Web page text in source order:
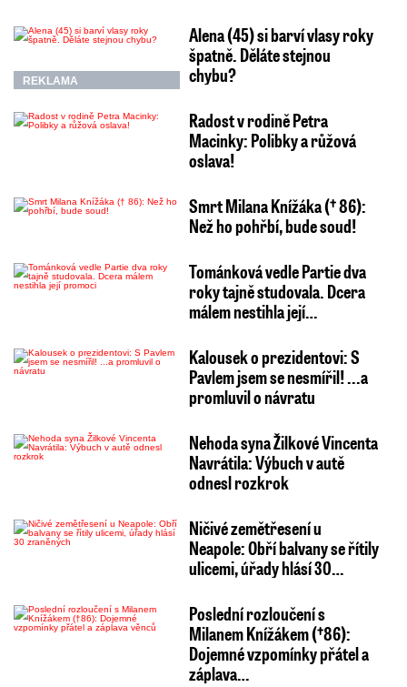
REKLAMA
Alena (45) si barví vlasy roky
špatně. Děláte stejnou
chybu?
Radost v rodině Petra
Macinky: Polibky a růžová
oslava!
Smrt Milana Knížáka († 86):
Než ho pohřbí, bude soud!
Tománková vedle Partie dva
roky tajně studovala. Dcera
málem nestihla její…
Kalousek o prezidentovi: S
Pavlem jsem se nesmířil! ...a
promluvil o návratu
Nehoda syna Žilkové Vincenta
Navrátila: Výbuch v autě
odnesl rozkrok
Ničivé zemětřesení u
Neapole: Obří balvany se řítily
ulicemi, úřady hlásí 30…
Poslední rozloučení s
Milanem Knížákem (†86):
Dojemné vzpomínky přátel a
záplava…